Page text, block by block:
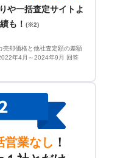
や一括査定サイトよ
も！ (※2)
却価格と他社査定額の差額
年4月～2024年9月 回答
営業なし ！